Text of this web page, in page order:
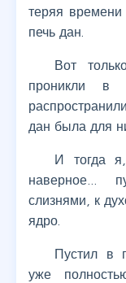
теряя
печь дан.
Вот
проникли в
дан была для
И тогда
наверное…
слизнями, к
ядро.
Пустил в
уже